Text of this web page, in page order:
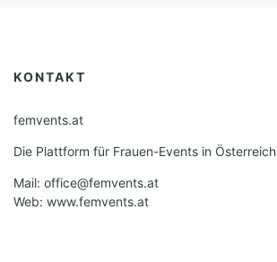
KONTAKT
femvents.at
Die Plattform für Frauen-Events in Österreich
Mail: office@femvents.at
Web: www.femvents.at